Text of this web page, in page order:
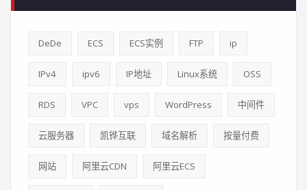
DeDe ECS ECS实例 FTP ip
IPv4 ipv6 IP地址 Linux系统 OSS
RDS VPC vps WordPress 中间件
云服务器 凯铧互联 域名解析 按量付费
网站 阿里云CDN 阿里云ECS